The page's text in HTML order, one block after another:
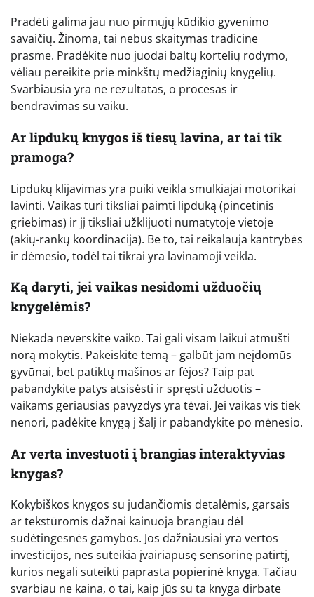
Pradėti galima jau nuo pirmųjų kūdikio gyvenimo
savaičių. Žinoma, tai nebus skaitymas tradicine
prasme. Pradėkite nuo juodai baltų kortelių rodymo,
vėliau pereikite prie minkštų medžiaginių knygelių.
Svarbiausia yra ne rezultatas, o procesas ir
bendravimas su vaiku.
Ar lipdukų knygos iš tiesų lavina, ar tai tik
pramoga?
Lipdukų klijavimas yra puiki veikla smulkiajai motorikai
lavinti. Vaikas turi tiksliai paimti lipduką (pincetinis
griebimas) ir jį tiksliai užklijuoti numatytoje vietoje
(akių-rankų koordinacija). Be to, tai reikalauja kantrybės
ir dėmesio, todėl tai tikrai yra lavinamoji veikla.
Ką daryti, jei vaikas nesidomi užduočių
knygelėmis?
Niekada neverskite vaiko. Tai gali visam laikui atmušti
norą mokytis. Pakeiskite temą – galbūt jam neįdomūs
gyvūnai, bet patiktų mašinos ar fėjos? Taip pat
pabandykite patys atsisėsti ir spręsti užduotis –
vaikams geriausias pavyzdys yra tėvai. Jei vaikas vis tiek
nenori, padėkite knygą į šalį ir pabandykite po mėnesio.
Ar verta investuoti į brangias interaktyvias
knygas?
Kokybiškos knygos su judančiomis detalėmis, garsais
ar tekstūromis dažnai kainuoja brangiau dėl
sudėtingesnės gamybos. Jos dažniausiai yra vertos
investicijos, nes suteikia įvairiapusę sensorinę patirtį,
kurios negali suteikti paprasta popierinė knyga. Tačiau
svarbiau ne kaina, o tai, kaip jūs su ta knyga dirbate